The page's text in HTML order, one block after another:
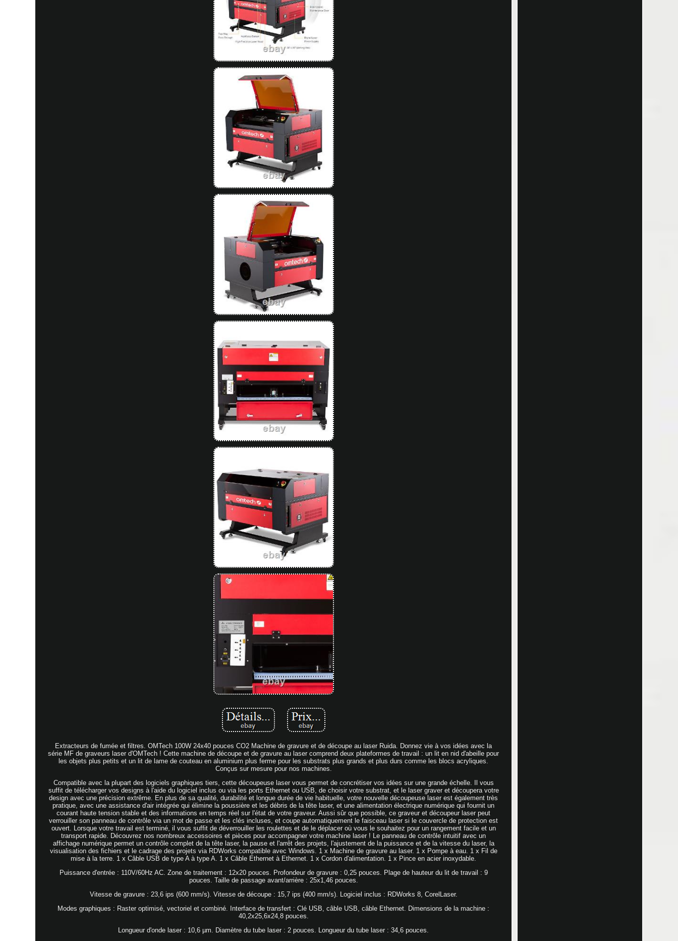
Extracteurs de fumée et filtres. OMTech 100W 24x40 pouces CO2 Machine de gravure et de découpe au laser Ruida. Donnez vie à vos idées avec la
série MF de graveurs laser d'OMTech ! Cette machine de découpe et de gravure au laser comprend deux plateformes de travail : un lit en nid d'abeille pour
les objets plus petits et un lit de lame de couteau en aluminium plus ferme pour les substrats plus grands et plus durs comme les blocs acryliques.
Conçus sur mesure pour nos machines.
Compatible avec la plupart des logiciels graphiques tiers, cette découpeuse laser vous permet de concrétiser vos idées sur une grande échelle. Il vous
suffit de télécharger vos designs à l'aide du logiciel inclus ou via les ports Ethernet ou USB, de choisir votre substrat, et le laser graver et découpera votre
design avec une précision extrême. En plus de sa qualité, durabilité et longue durée de vie habituelle, votre nouvelle découpeuse laser est également très
pratique, avec une assistance d'air intégrée qui élimine la poussière et les débris de la tête laser, et une alimentation électrique numérique qui fournit un
courant haute tension stable et des informations en temps réel sur l'état de votre graveur. Aussi sûr que possible, ce graveur et découpeur laser peut
verrouiller son panneau de contrôle via un mot de passe et les clés incluses, et coupe automatiquement le faisceau laser si le couvercle de protection est
ouvert. Lorsque votre travail est terminé, il vous suffit de déverrouiller les roulettes et de le déplacer où vous le souhaitez pour un rangement facile et un
transport rapide. Découvrez nos nombreux accessoires et pièces pour accompagner votre machine laser ! Le panneau de contrôle intuitif avec un
affichage numérique permet un contrôle complet de la tête laser, la pause et l'arrêt des projets, l'ajustement de la puissance et de la vitesse du laser, la
visualisation des fichiers et le cadrage des projets via RDWorks compatible avec Windows. 1 x Machine de gravure au laser. 1 x Pompe à eau. 1 x Fil de
mise à la terre. 1 x Câble USB de type A à type A. 1 x Câble Ethernet à Ethernet. 1 x Cordon d'alimentation. 1 x Pince en acier inoxydable.
Puissance d'entrée : 110V/60Hz AC. Zone de traitement : 12x20 pouces. Profondeur de gravure : 0,25 pouces. Plage de hauteur du lit de travail : 9
pouces. Taille de passage avant/arrière : 25x1,46 pouces.
Vitesse de gravure : 23,6 ips (600 mm/s). Vitesse de découpe : 15,7 ips (400 mm/s). Logiciel inclus : RDWorks 8, CorelLaser.
Modes graphiques : Raster optimisé, vectoriel et combiné. Interface de transfert : Clé USB, câble USB, câble Ethernet. Dimensions de la machine :
40,2x25,6x24,8 pouces.
Longueur d'onde laser : 10,6 µm. Diamètre du tube laser : 2 pouces. Longueur du tube laser : 34,6 pouces.